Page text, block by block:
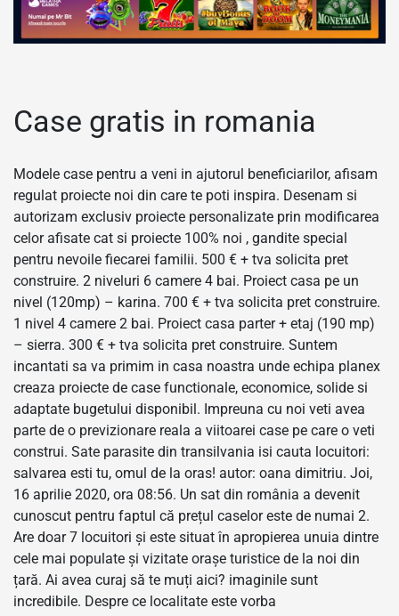
Case gratis in romania
Modele case pentru a veni in ajutorul beneficiarilor, afisam
regulat proiecte noi din care te poti inspira. Desenam si
autorizam exclusiv proiecte personalizate prin modificarea
celor afisate cat si proiecte 100% noi , gandite special
pentru nevoile fiecarei familii. 500 € + tva solicita pret
construire. 2 niveluri 6 camere 4 bai. Proiect casa pe un
nivel (120mp) – karina. 700 € + tva solicita pret construire.
1 nivel 4 camere 2 bai. Proiect casa parter + etaj (190 mp)
– sierra. 300 € + tva solicita pret construire. Suntem
incantati sa va primim in casa noastra unde echipa planex
creaza proiecte de case functionale, economice, solide si
adaptate bugetului disponibil. Impreuna cu noi veti avea
parte de o previzionare reala a viitoarei case pe care o veti
construi. Sate parasite din transilvania isi cauta locuitori:
salvarea esti tu, omul de la oras! autor: oana dimitriu. Joi,
16 aprilie 2020, ora 08:56. Un sat din românia a devenit
cunoscut pentru faptul că prețul caselor este de numai 2.
Are doar 7 locuitori și este situat în apropierea unuia dintre
cele mai populate și vizitate orașe turistice de la noi din
țară. Ai avea curaj să te muți aici? imaginile sunt
incredibile. Despre ce localitate este vorba